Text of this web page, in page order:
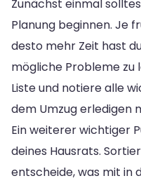
Zunächst einmal
Planung beginnen. Je
desto mehr Zeit hast
mögliche Probleme zu
Liste und notiere alle
dem Umzug erledigen
Ein weiterer wichtiger
deines Hausrats.
entscheide, was mit in